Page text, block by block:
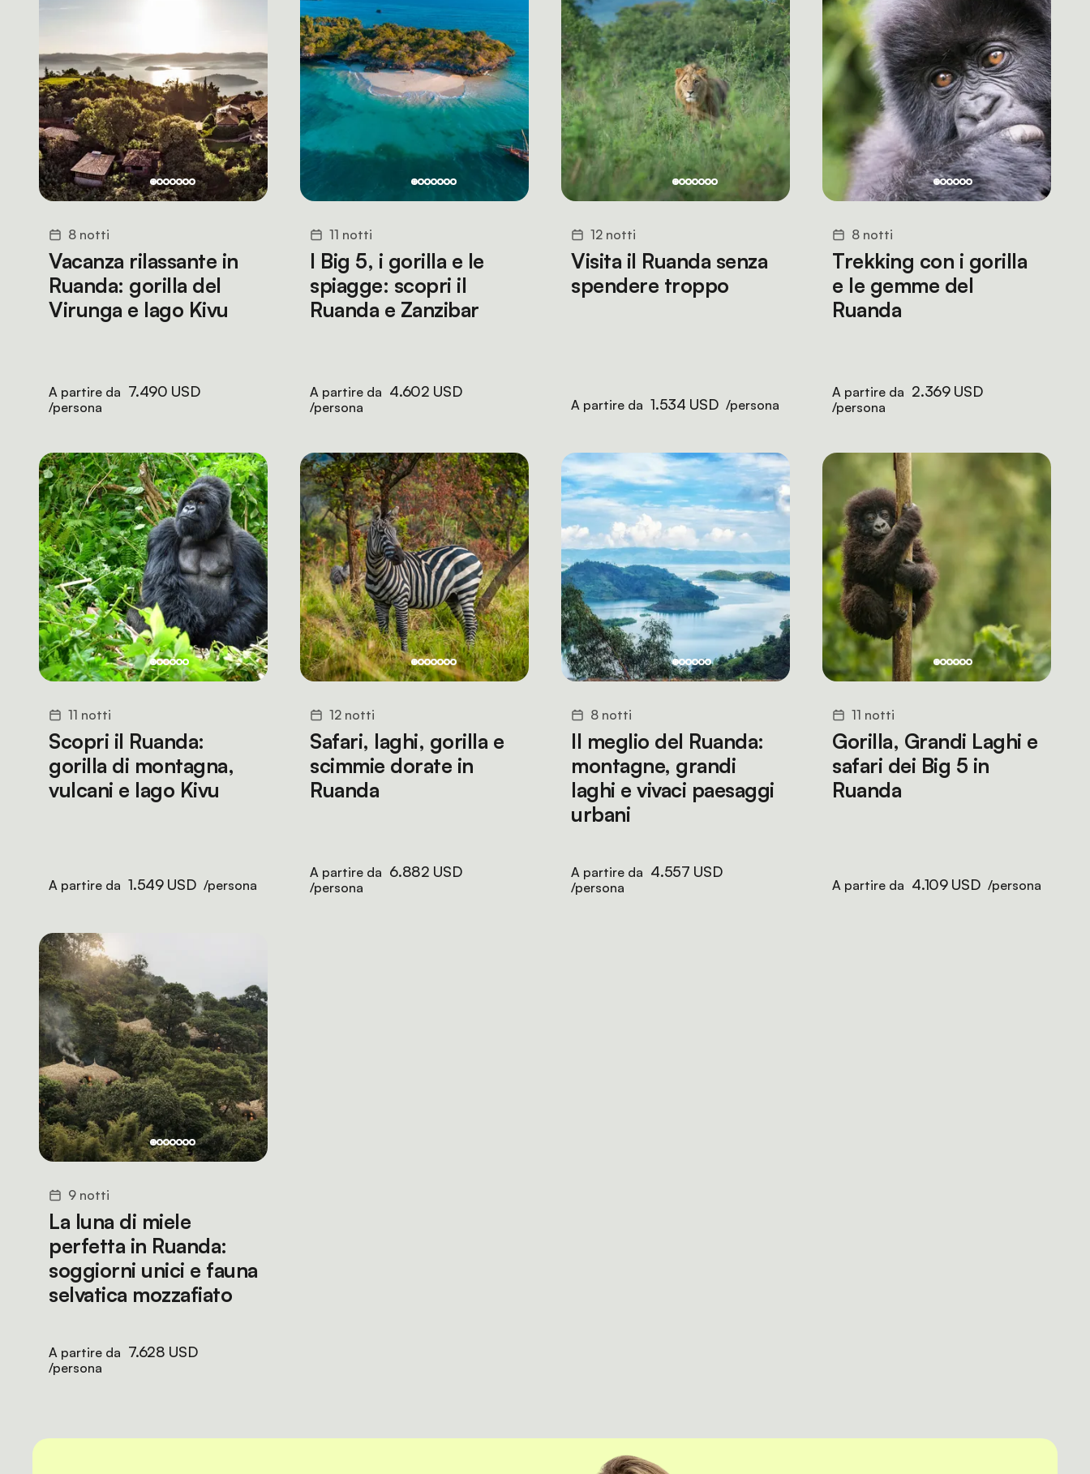
8 notti
Vacanza rilassante in
Ruanda: gorilla del
Virunga e lago Kivu
A partire da 7.490 USD
/persona
11 notti
I Big 5, i gorilla e le
spiagge: scopri il
Ruanda e Zanzibar
A partire da 4.602 USD
/persona
12 notti
Visita il Ruanda senza
spendere troppo
A partire da 1.534 USD /persona
8 notti
Trekking con i gorilla
e le gemme del
Ruanda
A partire da 2.369 USD
/persona
11 notti
Scopri il Ruanda:
gorilla di montagna,
vulcani e lago Kivu
A partire da 1.549 USD /persona
12 notti
Safari, laghi, gorilla e
scimmie dorate in
Ruanda
A partire da 6.882 USD
/persona
8 notti
Il meglio del Ruanda:
montagne, grandi
laghi e vivaci paesaggi
urbani
A partire da 4.557 USD
/persona
11 notti
Gorilla, Grandi Laghi e
safari dei Big 5 in
Ruanda
A partire da 4.109 USD /persona
9 notti
La luna di miele
perfetta in Ruanda:
soggiorni unici e fauna
selvatica mozzafiato
A partire da 7.628 USD
/persona